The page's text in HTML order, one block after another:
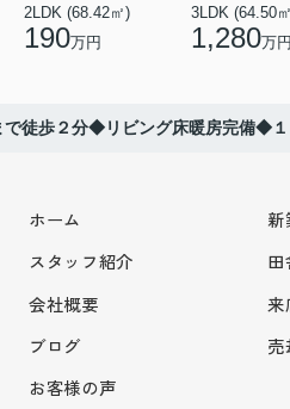
2LDK (68.42㎡)
190万円
3LDK (64.50
1,280万円
で徒歩２分◆リビング床暖房完備◆
ホーム
スタッフ紹介
会社概要
ブログ
お客様の声
来
売